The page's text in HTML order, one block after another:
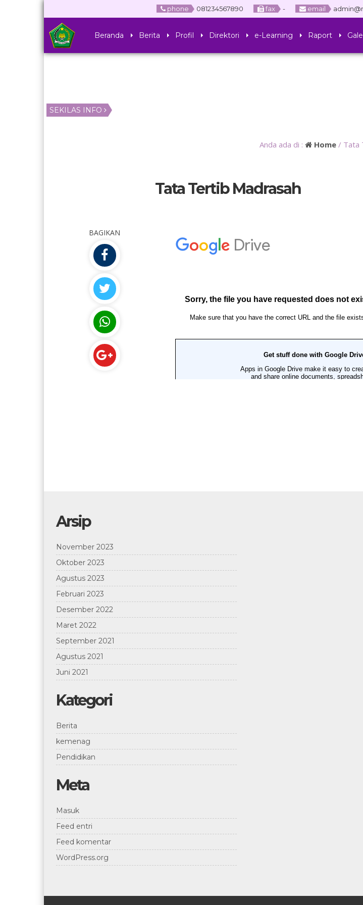
phone 081234567890 fax - email
Beranda Berita Profil Direktori e-Learning Raport
SEKILAS INFO
Anda ada di : Home/ Tata
Tata Tertib Madrasah
BAGIKAN
Arsip
November 2023
Oktober 2023
Agustus 2023
Februari 2023
Desember 2022
Maret 2022
September 2021
Agustus 2021
Juni 2021
Kategori
Berita
kemenag
Pendidikan
Meta
Masuk
Feed entri
Feed komentar
WordPress.org